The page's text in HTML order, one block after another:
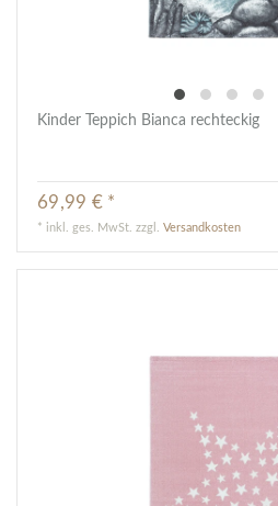
Kinder Teppich Bianca rechteckig
69,99 € *
* inkl. ges. MwSt. zzgl.Versandkosten